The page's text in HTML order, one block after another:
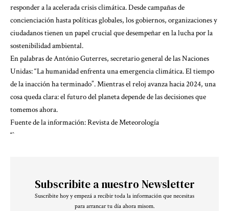
responder a la acelerada crisis climática. Desde campañas de
concienciación hasta políticas globales, los gobiernos, organizaciones y
ciudadanos tienen un papel crucial que desempeñar en la lucha por la
sostenibilidad ambiental.
En palabras de António Guterres, secretario general de las Naciones
Unidas: “La humanidad enfrenta una emergencia climática. El tiempo
de la inacción ha terminado”. Mientras el reloj avanza hacia 2024, una
cosa queda clara: el futuro del planeta depende de las decisiones que
tomemos ahora.
Fuente de la información:Revista de Meteorología
“`
Subscribite a nuestro Newsletter
Suscribite hoy y empezá a recibir toda la información que necesitas
para arrancar tu día ahora misom.